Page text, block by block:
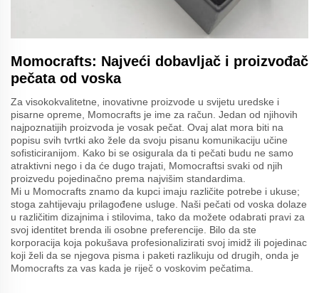
Momocrafts: Najveći dobavljač i proizvođač
pečata od voska
Za visokokvalitetne, inovativne proizvode u svijetu uredske i
pisarne opreme, Momocrafts je ime za račun. Jedan od njihovih
najpoznatijih proizvoda je vosak pečat. Ovaj alat mora biti na
popisu svih tvrtki ako žele da svoju pisanu komunikaciju učine
sofisticiranijom. Kako bi se osigurala da ti pečati budu ne samo
atraktivni nego i da će dugo trajati, Momocraftsi svaki od njih
proizvedu pojedinačno prema najvišim standardima.
Mi u Momocrafts znamo da kupci imaju različite potrebe i ukuse;
stoga zahtijevaju prilagođene usluge. Naši pečati od voska dolaze
u različitim dizajnima i stilovima, tako da možete odabrati pravi za
svoj identitet brenda ili osobne preferencije. Bilo da ste
korporacija koja pokušava profesionalizirati svoj imidž ili pojedinac
koji želi da se njegova pisma i paketi razlikuju od drugih, onda je
Momocrafts za vas kada je riječ o voskovim pečatima.